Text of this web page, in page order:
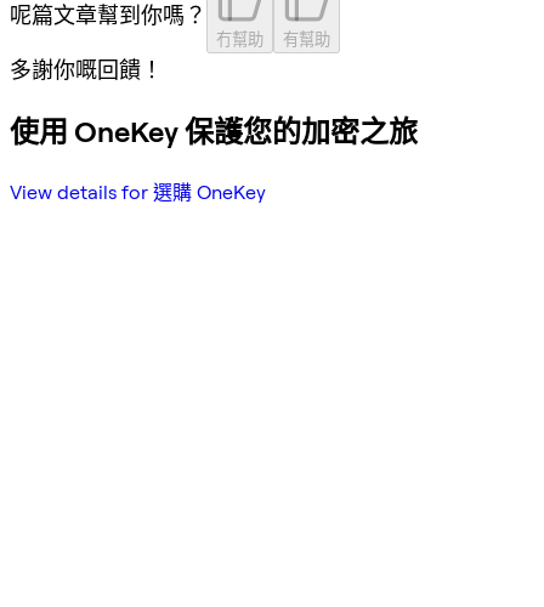
呢篇文章幫到你嗎？
冇幫助 有幫助
多謝你嘅回饋！
使用 OneKey 保護您的加密之旅
View details for 選購 OneKey